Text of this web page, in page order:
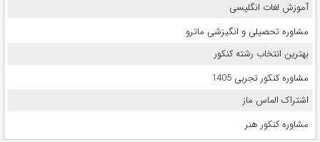
آموزش لغات انگلیسی
مشاوره تحصیلی و انگیزشی ماترو
بهترین انتخاب رشته کنکور
مشاوره کنکور تجربی 1405
اشتراک الماس ماز
مشاوره کنکور هنر